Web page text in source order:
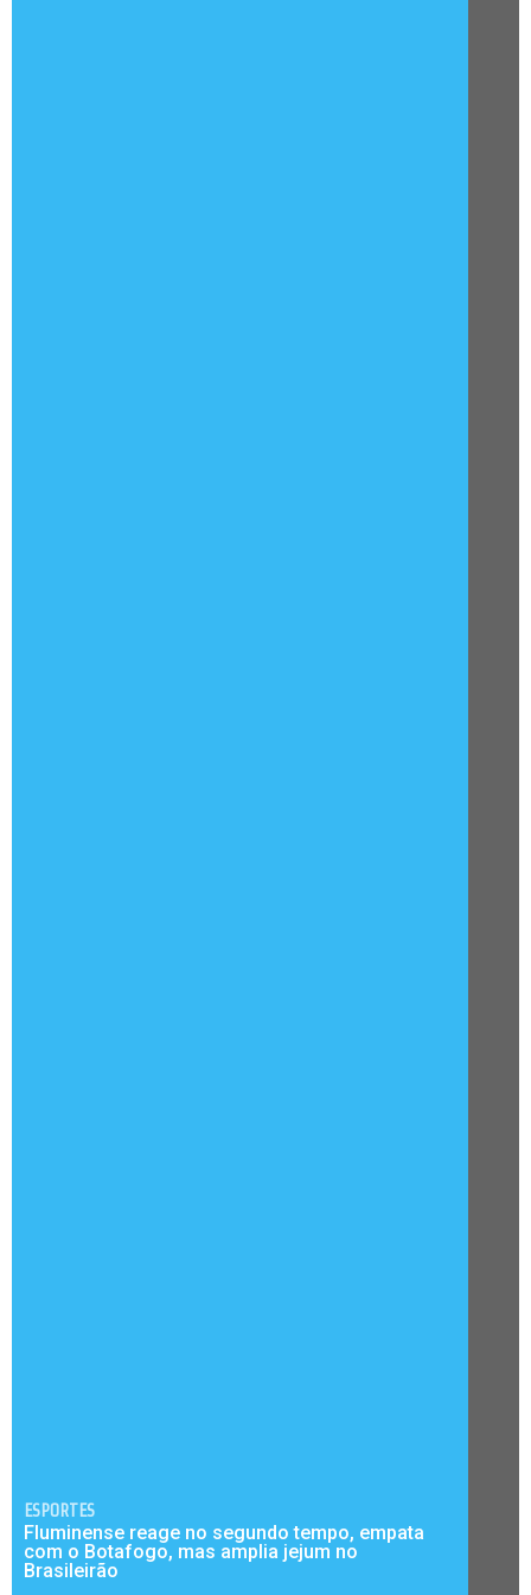
ESPORTES
Fluminense reage no segundo tempo, empata
com o Botafogo, mas amplia jejum no
Brasileirão